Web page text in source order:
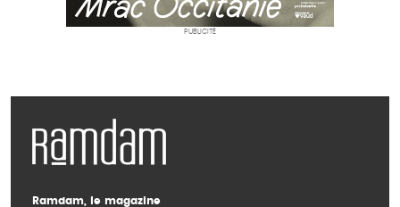
PUBLICITÉ
Ramdam, le magazine